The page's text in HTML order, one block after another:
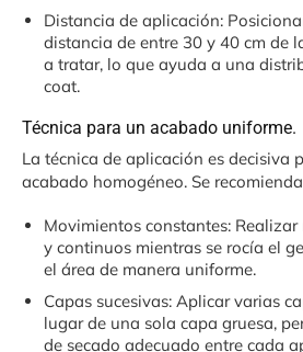
Distancia de aplicación:
distancia de entre 30 y 40 cm de
a tratar, lo que ayuda a una
coat.
Técnica para un acabado uniforme.
La técnica de aplicación es decisiva
acabado homogéneo. Se
Movimientos constantes:
y continuos mientras se rocía el
el área de manera uniforme.
Capas sucesivas: Aplicar varias
lugar de una sola capa gruesa,
de secado adecuado entre cada